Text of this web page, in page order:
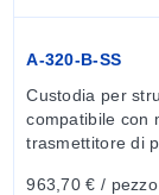
A-320-B-SS
Custodia per
compatibile con
trasmettitore di
963,70 € / pezzo